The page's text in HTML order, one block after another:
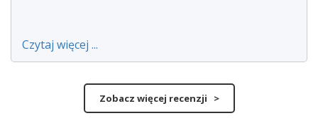
Czytaj więcej ...
Zobacz więcej recenzji >